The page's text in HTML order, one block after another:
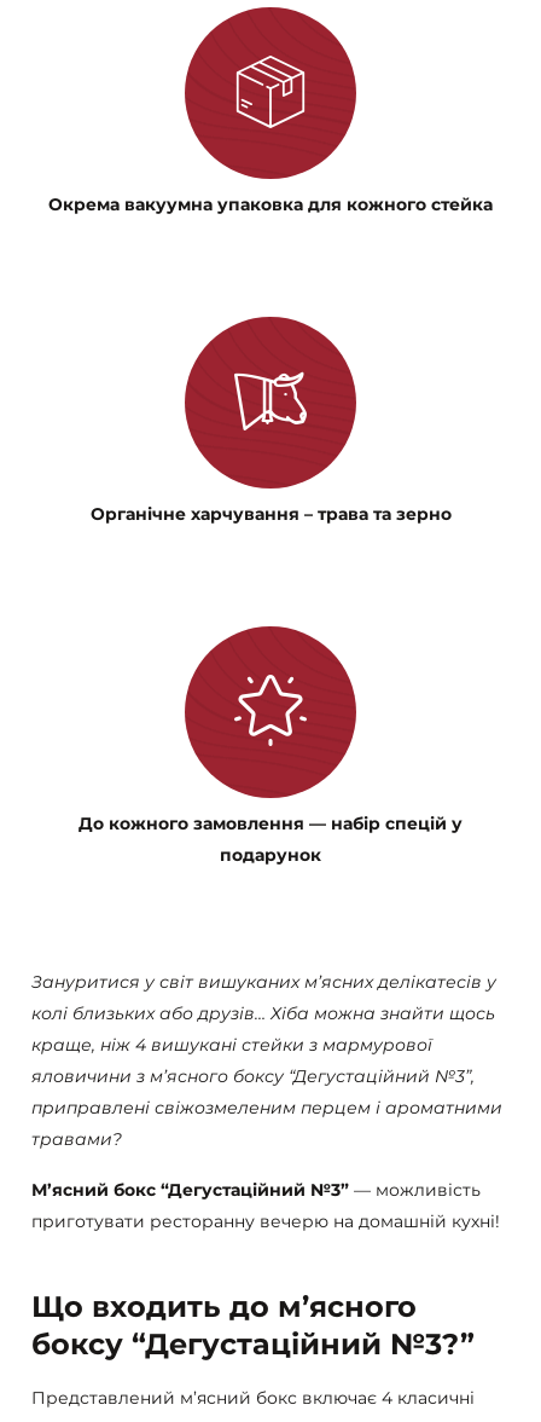
Окрема вакуумна упаковка для кожного стейка
Органічне харчування – трава та зерно
До кожного замовлення — набір спецій у
подарунок
Зануритися у світ вишуканих м’ясних делікатесів у
колі близьких або друзів… Хіба можна знайти щось
краще, ніж 4 вишукані стейки з мармурової
яловичини з м’ясного боксу “Дегустаційний №3”,
приправлені свіжозмеленим перцем і ароматними
травами?
М’ясний бокс “Дегустаційний №3” — можливість
приготувати ресторанну вечерю на домашній кухні!
Що входить до м’ясного
боксу “Дегустаційний №3?”
Представлений м’ясний бокс включає 4 класичні